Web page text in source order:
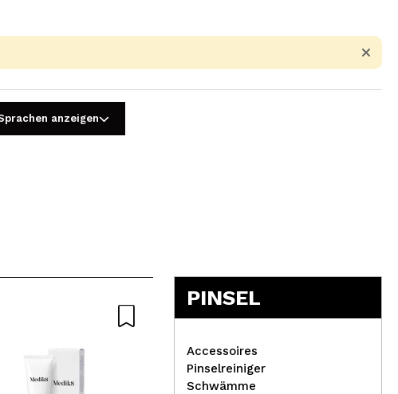
anzeigen
PINSEL
Accessoires
Pinselreiniger
Schwämme